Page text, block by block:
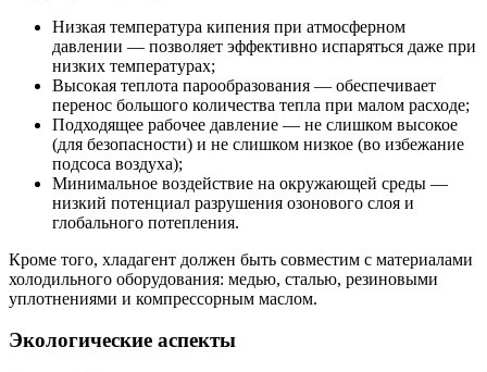
Низкая температура кипения при атмосферном
давлении — позволяет эффективно испаряться даже при
низких температурах;
Высокая теплота парообразования — обеспечивает
перенос большого количества тепла при малом расходе;
Подходящее рабочее давление — не слишком высокое
(для безопасности) и не слишком низкое (во избежание
подсоса воздуха);
Минимальное воздействие на окружающей среды —
низкий потенциал разрушения озонового слоя и
глобального потепления.
Кроме того, хладагент должен быть совместим с материалами
холодильного оборудования: медью, сталью, резиновыми
уплотнениями и компрессорным маслом.
Экологические аспекты